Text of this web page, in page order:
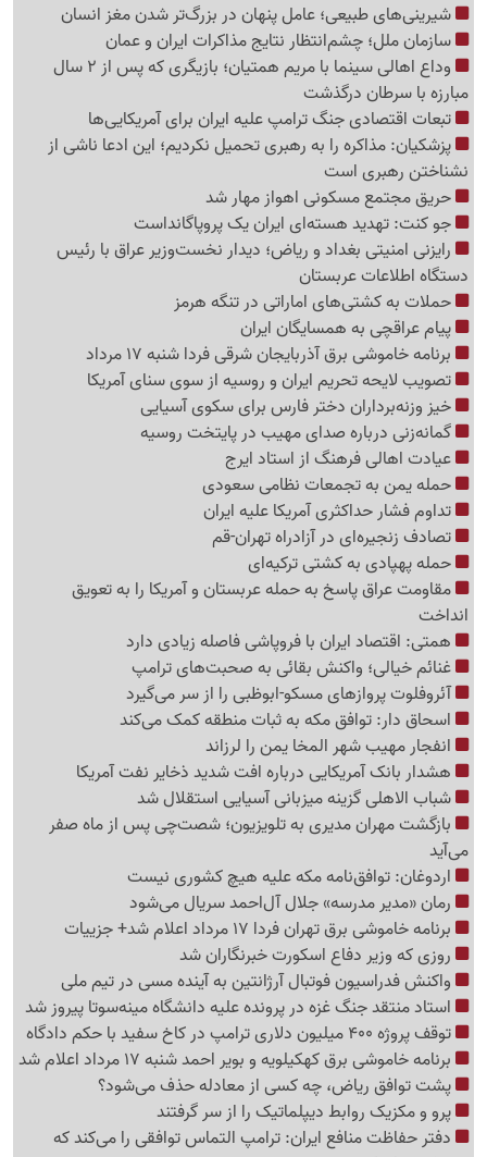
شیرینی‌های طبیعی؛ عامل پنهان در بزرگ‌تر شدن مغز انسان
سازمان ملل؛ چشم‌انتظار نتایج مذاکرات ایران و عمان
وداع اهالی سینما با مریم همتیان؛ بازیگری که پس از 2 سال
مبارزه با سرطان درگذشت
تبعات اقتصادی جنگ ترامپ علیه ایران برای آمریکایی‌ها
پزشکیان: مذاکره را به رهبری تحمیل نکردیم؛ این ادعا ناشی از
نشناختن رهبری است
حریق مجتمع مسکونی اهواز مهار شد
جو کنت: تهدید هسته‌ای ایران یک پروپاگانداست
رایزنی امنیتی بغداد و ریاض؛ دیدار نخست‌وزیر عراق با رئیس
دستگاه اطلاعات عربستان
حملات به کشتی‌های اماراتی در تنگه هرمز
پیام عراقچی به همسایگان ایران
برنامه خاموشی برق آذربایجان شرقی فردا شنبه 17 مرداد
تصویب لایحه تحریم ایران و روسیه از سوی سنای آمریکا
خیز وزنه‌برداران دختر فارس برای سکوی آسیایی
گمانه‌زنی درباره صدای مهیب در پایتخت روسیه
عیادت اهالی فرهنگ از استاد ایرج
حمله یمن به تجمعات نظامی سعودی
تداوم فشار حداکثری آمریکا علیه ایران
تصادف زنجیره‌ای در آزادراه تهران-قم
حمله پهپادی به کشتی ترکیه‌ای
مقاومت عراق پاسخ به حمله عربستان و آمریکا را به تعویق
انداخت
همتی: اقتصاد ایران با فروپاشی فاصله زیادی دارد
غنائم خیالی؛ واکنش بقائی به صحبت‌های ترامپ
آئروفلوت پروازهای مسکو-ابوظبی را از سر می‌گیرد
اسحاق دار: توافق مکه به ثبات منطقه کمک می‌کند
انفجار مهیب شهر المخا یمن را لرزاند
هشدار بانک آمریکایی درباره افت شدید ذخایر نفت آمریکا
شباب الاهلی گزینه میزبانی آسیایی استقلال شد
بازگشت مهران مدیری به تلویزیون؛ شصت‌چی پس از ماه صفر
می‌آید
اردوغان: توافق‌نامه مکه علیه هیچ کشوری نیست
رمان «مدیر مدرسه» جلال آل‌احمد سریال می‌شود
برنامه خاموشی برق تهران فردا 17 مرداد اعلام شد+ جزییات
روزی که وزیر دفاع اسکورت خبرنگاران شد
واکنش فدراسیون فوتبال آرژانتین به آینده مسی در تیم ملی
استاد منتقد جنگ غزه در پرونده علیه دانشگاه مینه‌سوتا پیروز شد
توقف پروژه 400 میلیون دلاری ترامپ در کاخ سفید با حکم دادگاه
برنامه خاموشی برق کهکیلویه و بویر احمد شنبه 17 مرداد اعلام شد
پشت توافق ریاض، چه کسی از معادله حذف می‌شود؟
پرو و مکزیک روابط دیپلماتیک را از سر گرفتند
دفتر حفاظت منافع ایران: ترامپ التماس توافقی را می‌کند که